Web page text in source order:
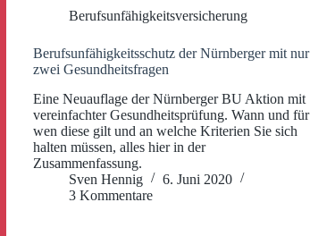
Berufsunfähigkeitsversicherung
Berufsunfähigkeitsschutz der Nürnberger mit nur
zwei Gesundheitsfragen
Eine Neuauflage der Nürnberger BU Aktion mit
vereinfachter Gesundheitsprüfung. Wann und für
wen diese gilt und an welche Kriterien Sie sich
halten müssen, alles hier in der
Zusammenfassung.
Sven Hennig
6. Juni 2020
3 Kommentare